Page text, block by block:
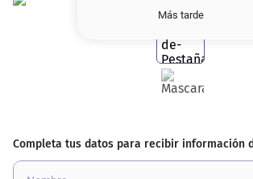
Más tarde